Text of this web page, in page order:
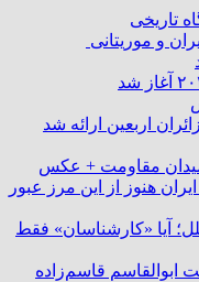
تاریخی
و موریتانی
میدان مقاومت + عکس
ایران هنوز از این مرز عبور
آیا «کارشناسان» فقط
ابوالقاسم قاسم‌زاده